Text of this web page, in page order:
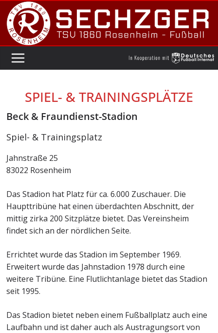
Zum
Inhalt
springen
SPIEL- & TRAININGSPLÄTZE
Beck & Fraundienst-Stadion
Spiel- & Trainingsplatz
Jahnstraße 25
83022 Rosenheim
Das Stadion hat Platz für ca. 6.000 Zuschauer. Die
Haupttribüne hat einen überdachten Abschnitt, der
mittig zirka 200 Sitzplätze bietet. Das Vereinsheim
findet sich an der nördlichen Seite.
Errichtet wurde das Stadion im September 1969.
Erweitert wurde das Jahnstadion 1978 durch eine
weitere Tribüne. Eine Flutlichtanlage bietet das Stadion
seit 1995.
Das Stadion bietet neben einem Fußballplatz auch eine
Laufbahn und ist daher auch als Austragungsort von